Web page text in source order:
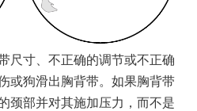
尺寸、不正确的调节或不正确
或狗滑出胸背带。如果胸背带
颈部并对其施加压力，而不是